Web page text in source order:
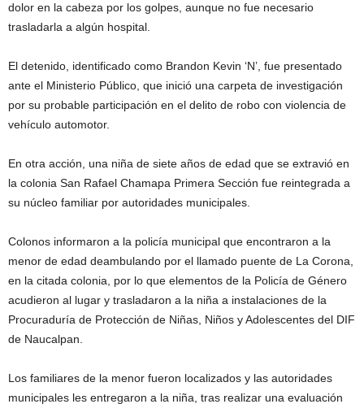
dolor en la cabeza por los golpes, aunque no fue necesario
trasladarla a algún hospital.
El detenido, identificado como Brandon Kevin ‘N’, fue presentado
ante el Ministerio Público, que inició una carpeta de investigación
por su probable participación en el delito de robo con violencia de
vehículo automotor.
En otra acción, una niña de siete años de edad que se extravió en
la colonia San Rafael Chamapa Primera Sección fue reintegrada a
su núcleo familiar por autoridades municipales.
Colonos informaron a la policía municipal que encontraron a la
menor de edad deambulando por el llamado puente de La Corona,
en la citada colonia, por lo que elementos de la Policía de Género
acudieron al lugar y trasladaron a la niña a instalaciones de la
Procuraduría de Protección de Niñas, Niños y Adolescentes del DIF
de Naucalpan.
Los familiares de la menor fueron localizados y las autoridades
municipales les entregaron a la niña, tras realizar una evaluación